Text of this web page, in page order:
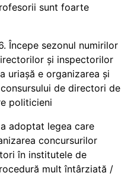
sunt foarte
Începe sezonul numirilor
și inspectorilor
uriașă e organizarea și
de directori de
politicieni
adoptat legea care
concursurilor
în institutele de
mult întârziată /